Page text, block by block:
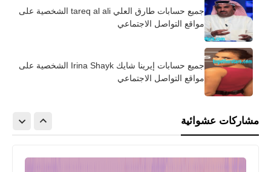
جميع حسابات طارق العلي tareq al ali الشخصية على
مواقع التواصل الاجتماعي
جميع حسابات إيرينا شايك Irina Shayk الشخصية على
مواقع التواصل الاجتماعي
مشاركات عشوائية